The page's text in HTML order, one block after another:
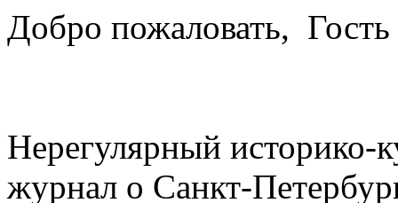
Добро пожаловать, Гость
Нерегулярный историко-
журнал о Санкт-